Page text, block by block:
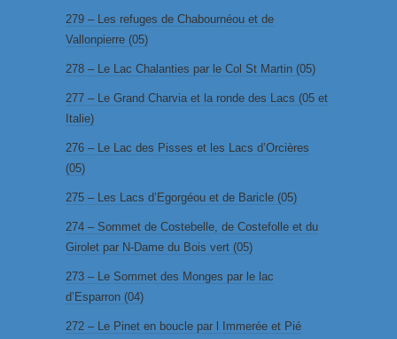
279 – Les refuges de Chabournéou et de
Vallonpierre (05)
278 – Le Lac Chalanties par le Col St Martin (05)
277 – Le Grand Charvia et la ronde des Lacs (05 et
Italie)
276 – Le Lac des Pisses et les Lacs d’Orcières
(05)
275 – Les Lacs d’Egorgéou et de Baricle (05)
274 – Sommet de Costebelle, de Costefolle et du
Girolet par N-Dame du Bois vert (05)
273 – Le Sommet des Monges par le lac
d’Esparron (04)
272 – Le Pinet en boucle par l Immerée et Pié